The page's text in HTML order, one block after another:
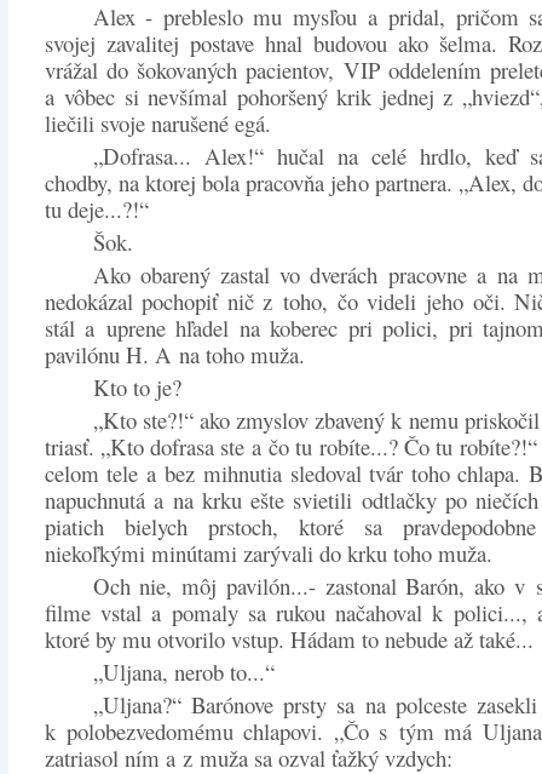
Alex - prebleslo mu mysľou a pridal, pričom
svojej zavalitej postave hnal budovou ako šelma.
vrážal do šokovaných pacientov, VIP oddelením
a vôbec si nevšímal pohoršený krik jednej z
liečili svoje narušené egá.
„Dofrasa... Alex!“ hučal na celé hrdlo, keď
chodby, na ktorej bola pracovňa jeho partnera. „Alex,
tu deje...?!“
Šok.
Ako obarený zastal vo dverách pracovne a na
nedokázal pochopiť nič z toho, čo videli jeho oči.
stál a uprene hľadel na koberec pri polici, pri
pavilónu H. A na toho muža.
Kto to je?
„Kto ste?!“ ako zmyslov zbavený k nemu
triasť. „Kto dofrasa ste a čo tu robíte...? Čo tu
celom tele a bez mihnutia sledoval tvár toho chlapa.
napuchnutá a na krku ešte svietili odtlačky po
piatich bielych prstoch, ktoré sa
niekoľkými minútami zarývali do krku toho muža.
Och nie, môj pavilón...- zastonal Barón, ako v
filme vstal a pomaly sa rukou načahoval k polici...,
ktoré by mu otvorilo vstup. Hádam to nebude až také...
„Uljana, nerob to...“
„Uljana?“ Barónove prsty sa na polceste
k polobezvedomému chlapovi. „Čo s tým má
zatriasol ním a z muža sa ozval ťažký vzdych: